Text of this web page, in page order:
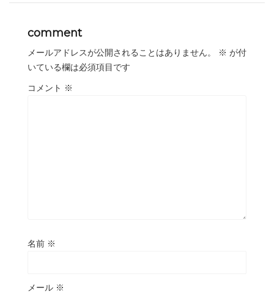
comment
メールアドレスが公開されることはありません。 ※ が付
いている欄は必須項目です
コメント ※
名前 ※
メール ※